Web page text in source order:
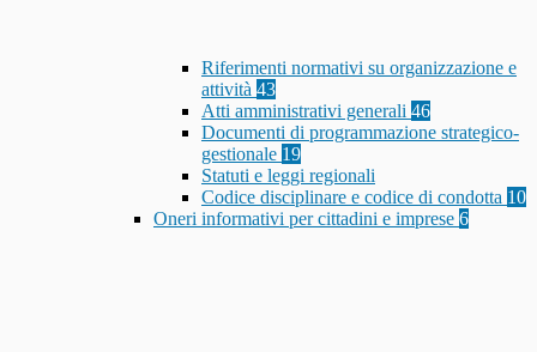
Riferimenti normativi su organizzazione e
attività 43
Atti amministrativi generali 46
Documenti di programmazione strategico-
gestionale 19
Statuti e leggi regionali
Codice disciplinare e codice di condotta 10
Oneri informativi per cittadini e imprese 6